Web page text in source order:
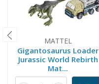
MATTEL
Gigantosaurus Loader
Jurassic World Rebirth
Mat...